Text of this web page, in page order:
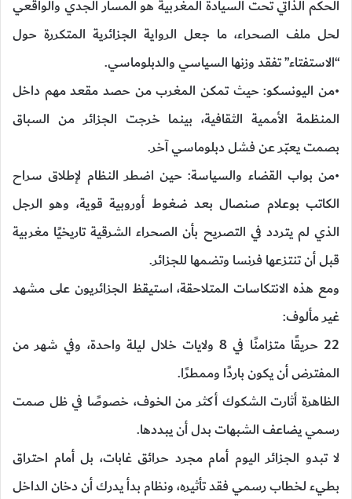
الحكم الذاتي تحت السيادة المغربية هو المسار الجدي والواقعي
لحل ملف الصحراء، ما جعل الرواية الجزائرية المتكررة حول
“الاستفتاء” تفقد وزنها السياسي والدبلوماسي.
•من اليونسكو: حيث تمكن المغرب من حصد مقعد مهم داخل
المنظمة الأممية الثقافية، بينما خرجت الجزائر من السباق
بصمت يعبّر عن فشل دبلوماسي آخر.
•من بواب القضاء والسياسة: حين اضطر النظام لإطلاق سراح
الكاتب بوعلام صنصال بعد ضغوط أوروبية قوية، وهو الرجل
الذي لم يتردد في التصريح بأن الصحراء الشرقية تاريخيًا مغربية
قبل أن تنتزعها فرنسا وتضمها للجزائر.
ومع هذه الانتكاسات المتلاحقة، استيقظ الجزائريون على مشهد
غير مألوف:
22 حريقًا متزامنًا في 8 ولايات خلال ليلة واحدة، وفي شهر من
المفترض أن يكون باردًا وممطرًا.
الظاهرة أثارت الشكوك أكثر من الخوف، خصوصًا في ظل صمت
رسمي يضاعف الشبهات بدل أن يبددها.
لا تبدو الجزائر اليوم أمام مجرد حرائق غابات، بل أمام احتراق
بطيء لخطاب رسمي فقد تأثيره، ونظام بدأ يدرك أن دخان الداخل